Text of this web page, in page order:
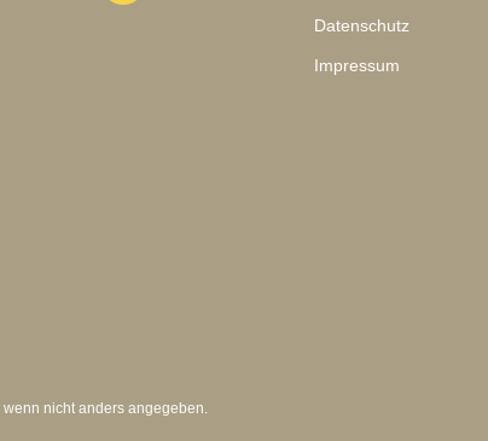
Datenschutz
Impressum
wenn nicht anders angegeben.